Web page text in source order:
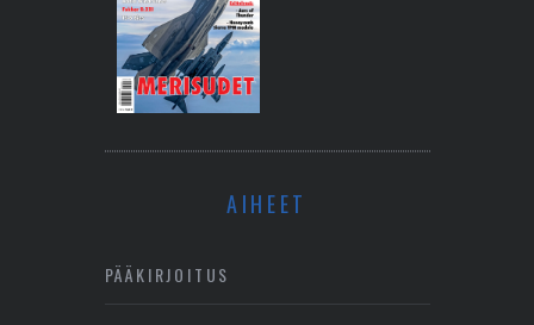
AIHEET
PÄÄKIRJOITUS